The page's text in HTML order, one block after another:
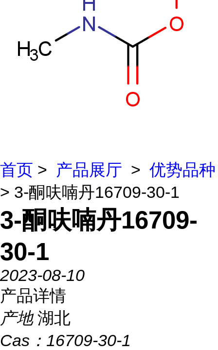
首页 > 产品展厅 > 优势品种
> 3-酮呋喃丹16709-30-1
3-酮呋喃丹16709-
30-1
2023-08-10
产品详情
产地 湖北
Cas： 16709-30-1